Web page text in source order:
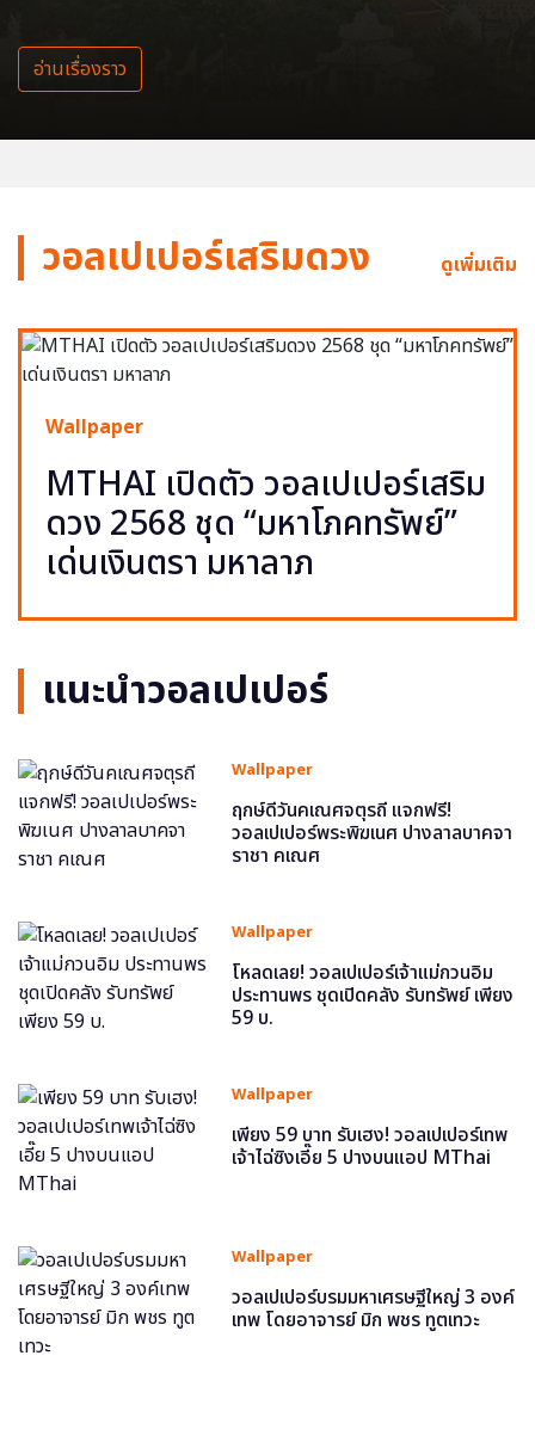
อ่านเรื่องราว
วอลเปเปอร์เสริมดวง ดูเพิ่มเติม
Wallpaper
MTHAI เปิดตัว วอลเปเปอร์เสริม
ดวง 2568 ชุด “มหาโภคทรัพย์”
เด่นเงินตรา มหาลาภ
แนะนำวอลเปเปอร์
Wallpaper
ฤกษ์ดีวันคเณศจตุรถี แจกฟรี!
วอลเปเปอร์พระพิฆเนศ ปางลาลบาคจา
ราชา คเณศ
Wallpaper
โหลดเลย! วอลเปเปอร์เจ้าแม่กวนอิม
ประทานพร ชุดเปิดคลัง รับทรัพย์ เพียง
59 บ.
Wallpaper
เพียง 59 บาท รับเฮง! วอลเปเปอร์เทพ
เจ้าไฉ่ซิงเอี๊ย 5 ปางบนแอป MThai
Wallpaper
วอลเปเปอร์บรมมหาเศรษฐีใหญ่ 3 องค์
เทพ โดยอาจารย์ มิก พชร ทูตเทวะ